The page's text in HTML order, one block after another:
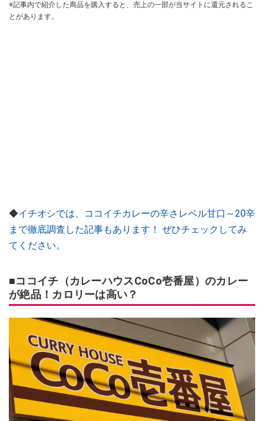
※記事内で紹介した商品を購入すると、売上の一部が当サイトに還元されるこ
とがあります。
◆イチオシでは、ココイチカレーの辛さレベル甘口～20辛
まで徹底調査した記事もあります！ ぜひチェックしてみ
てください。
■ココイチ（カレーハウスCoCo壱番屋）のカレー
が絶品！カロリーは高い？